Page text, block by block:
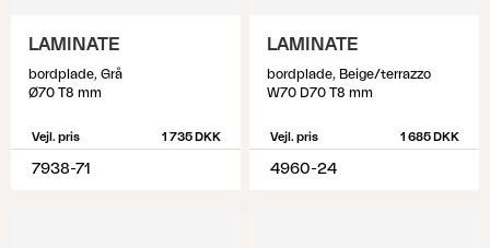
LAMINATE
bordplade, Grå
Ø70 T8 mm
Vejl. pris 1 735 DKK
7938-71
LAMINATE
bordplade, Beige/terrazzo
W70 D70 T8 mm
Vejl. pris 1 685 DKK
4960-24